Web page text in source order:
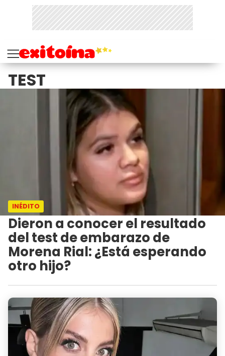
TEST
INÉDITO
Dieron a conocer el resultado
del test de embarazo de
Morena Rial: ¿Está esperando
otro hijo?